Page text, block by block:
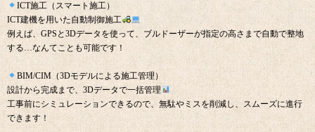
ICT施工（スマート施工）
ICT建機を用いた自動制御施工
例えば、GPSと3Dデータを使って、ブルドーザーが指定の高さまで自動で整地
する…なんてことも可能です！
BIM/CIM（3Dモデルによる施工管理）
設計から完成まで、3Dデータで一括管理
工事前にシミュレーションできるので、無駄やミスを削減し、スムーズに進行
できます！